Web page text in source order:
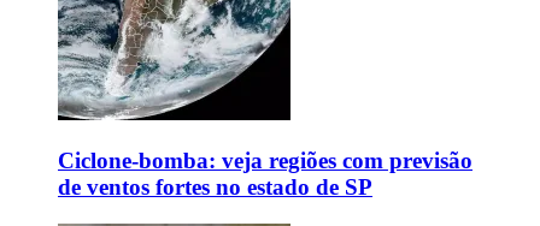
Ciclone-bomba: veja regiões com previsão
de ventos fortes no estado de SP